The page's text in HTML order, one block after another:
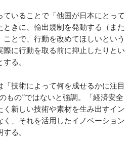
いることで「他国が日本にとって
きに、輸出規制を発動する（また
とで、行動を改めてほしいという
際に行動を取る前に抑止したりとい
る。
技術によって何を成せるかに注目
もの”ではないと強調。「経済安全
新しい技術や素材を生み出すイン
、それを活用したイノベーション
る。